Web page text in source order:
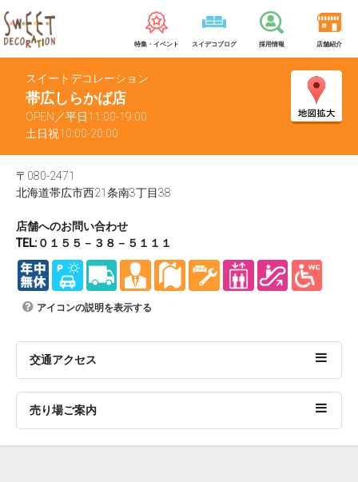
特集・イベント スイデコブログ 採用情報 店舗紹介
スイートデコレーション
帯広しらかば店
OPEN／平日11:00-19:00
土日祝10:00-20:00
〒080-2471
北海道帯広市西21条南3丁目38
店舗へのお問い合わせ
TEL:０１５５－３８－５１１１
アイコンの説明を表示する
交通アクセス
売り場ご案内